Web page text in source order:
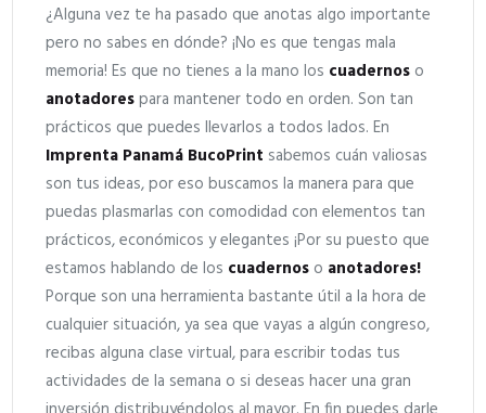
¿Alguna vez te ha pasado que anotas algo importante
pero no sabes en dónde? ¡No es que tengas mala
memoria! Es que no tienes a la mano los cuadernos o
anotadorespara mantener todo en orden. Son tan
prácticos que puedes llevarlos a todos lados. En
Imprenta Panamá BucoPrint sabemos cuán valiosas
son tus ideas, por eso buscamos la manera para que
puedas plasmarlas con comodidad con elementos tan
prácticos, económicos y elegantes ¡Por su puesto que
estamos hablando de los cuadernos o anotadores!
Porque son una herramienta bastante útil a la hora de
cualquier situación, ya sea que vayas a algún congreso,
recibas alguna clase virtual, para escribir todas tus
actividades de la semana o si deseas hacer una gran